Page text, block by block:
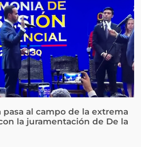
pasa al campo de la extrema
la juramentación de De la